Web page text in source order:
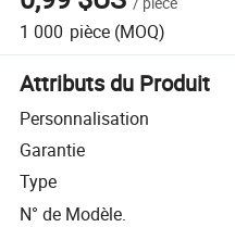
1 000 pièce (MOQ)
Attributs du Produit
Personnalisation
Garantie
Type
N° de Modèle.